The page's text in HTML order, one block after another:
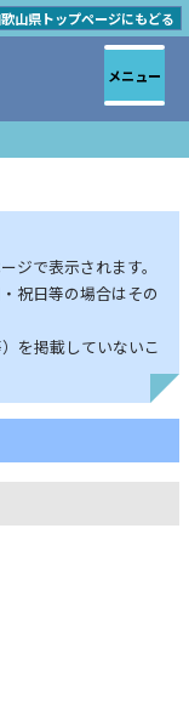
山県トップページにもどる
ジで表示されます。
祝日等の場合はその
を掲載していないこ
メニュー